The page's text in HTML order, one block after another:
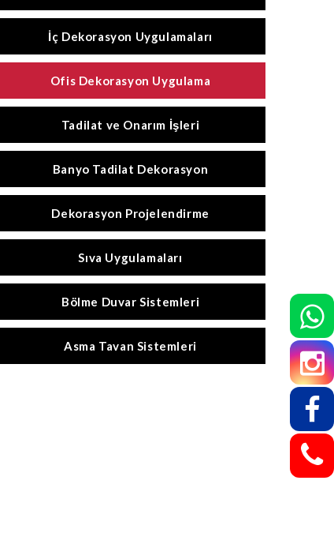
İç Dekorasyon Uygulamaları
Ofis Dekorasyon Uygulama
Tadilat ve Onarım İşleri
Banyo Tadilat Dekorasyon
Dekorasyon Projelendirme
Sıva Uygulamaları
Bölme Duvar Sistemleri
Asma Tavan Sistemleri